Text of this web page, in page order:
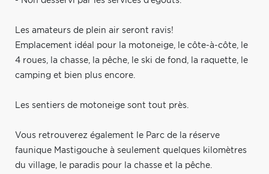
Les amateurs de plein air seront ravis!
Emplacement idéal pour la motoneige, le côte-à-côte, le
4 roues, la chasse, la pêche, le ski de fond, la raquette, le
camping et bien plus encore.
Les sentiers de motoneige sont tout près.
Vous retrouverez également le Parc de la réserve
faunique Mastigouche à seulement quelques kilomètres
du village, le paradis pour la chasse et la pêche.